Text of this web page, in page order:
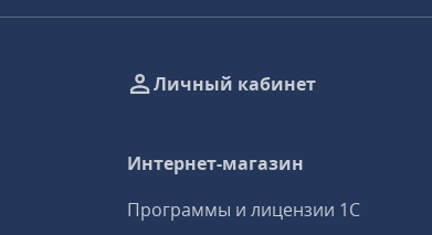
Личный кабинет
Интернет-магазин
Программы и лицензии 1С